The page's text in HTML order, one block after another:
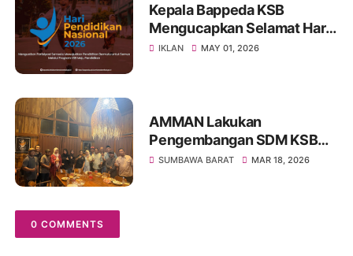
Kepala Bappeda KSB
Mengucapkan Selamat Hari
Pendidikan Nasional 2026
IKLAN MAY 01, 2026
AMMAN Lakukan
Pengembangan SDM KSB
Melalui Program Beasiswa
SUMBAWA BARAT MAR 18, 2026
0 COMMENTS